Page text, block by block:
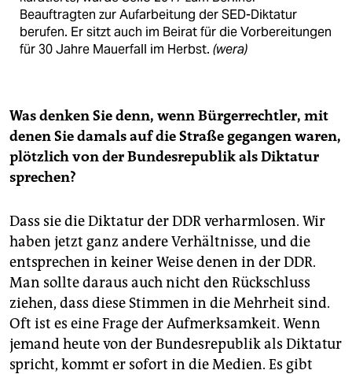
Beauftragten zur Aufarbeitung der SED-Diktatur
berufen. Er sitzt auch im Beirat für die Vorbereitungen
für 30 Jahre Mauerfall im Herbst. (wera)
Was denken Sie denn, wenn Bürgerrechtler, mit
denen Sie damals auf die Straße gegangen waren,
plötzlich von der Bundesrepublik als Diktatur
sprechen?
Dass sie die Diktatur der DDR verharmlosen. Wir
haben jetzt ganz andere Verhältnisse, und die
entsprechen in keiner Weise denen in der DDR.
Man sollte daraus auch nicht den Rückschluss
ziehen, dass diese Stimmen in die Mehrheit sind.
Oft ist es eine Frage der Aufmerksamkeit. Wenn
jemand heute von der Bundesrepublik als Diktatur
spricht, kommt er sofort in die Medien. Es gibt